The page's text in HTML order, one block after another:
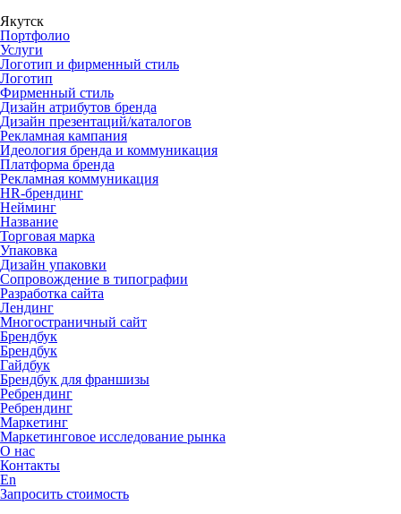
Якутск
Портфолио
Услуги
Логотип и фирменный стиль
Логотип
Фирменный стиль
Дизайн атрибутов бренда
Дизайн презентаций/каталогов
Рекламная кампания
Идеология бренда и коммуникация
Платформа бренда
Рекламная коммуникация
HR-брендинг
Нейминг
Название
Торговая марка
Упаковка
Дизайн упаковки
Сопровождение в типографии
Разработка сайта
Лендинг
Многостраничный сайт
Брендбук
Брендбук
Гайдбук
Брендбук для франшизы
Ребрендинг
Ребрендинг
Маркетинг
Маркетинговое исследование рынка
О нас
Контакты
En
Запросить стоимость